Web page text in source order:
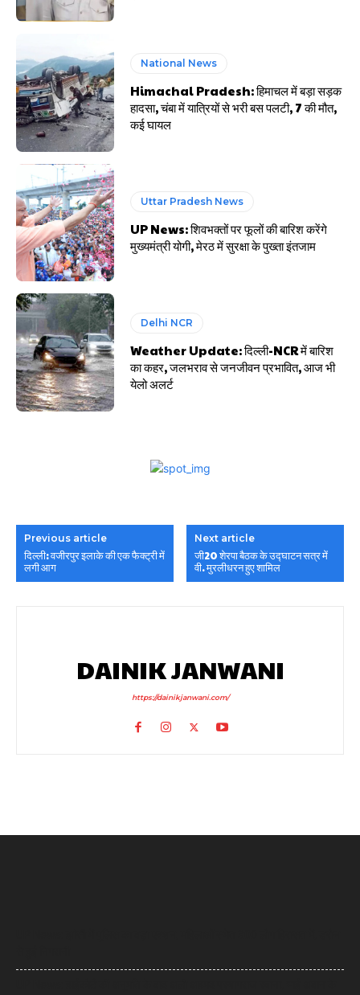
National News
Himachal Pradesh: हिमाचल में बड़ा सड़क
हादसा, चंबा में यात्रियों से भरी बस पलटी, 7 की मौत,
कई घायल
Uttar Pradesh News
UP News: शिवभक्तों पर फूलों की बारिश करेंगे
मुख्यमंत्री योगी, मेरठ में सुरक्षा के पुख्ता इंतजाम
Delhi NCR
Weather Update: दिल्ली-NCR में बारिश
का कहर, जलभराव से जनजीवन प्रभावित, आज भी
येलो अलर्ट
Previous article
दिल्ली: वजीरपुर इलाके की एक फैक्ट्री में
लगी आग
Next article
जी20 शेरपा बैठक के उद्घाटन सत्र में
वी. मुरलीधरन हुए शामिल
DAINIK JANWANI
https://dainikjanwani.com/